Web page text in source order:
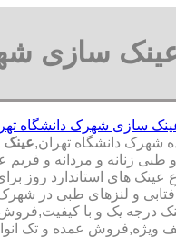
سازی
سازی شهرک دانشگاه
شهرک دانشگاه تهران,عینک
زنانه و مردانه و فریم
های استاندارد روز
و لنزهای طبی در شهرک
یک و با کیفیت,فروش
ویژه,فروش عمده و تک